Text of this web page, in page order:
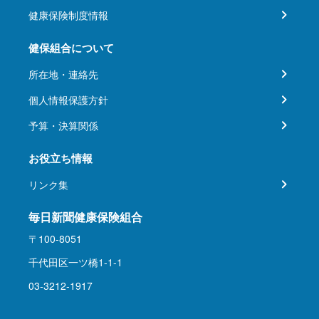
健康保険制度情報
健保組合について
所在地・連絡先
個人情報保護方針
予算・決算関係
お役立ち情報
リンク集
毎日新聞健康保険組合
〒100-8051
千代田区一ツ橋1-1-1
03-3212-1917